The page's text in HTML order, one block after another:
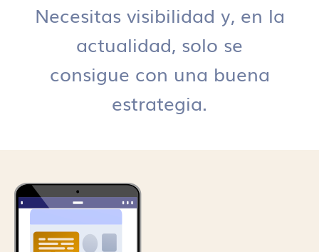
Necesitas visibilidad y, en la
actualidad, solo se
consigue con una buena
estrategia.